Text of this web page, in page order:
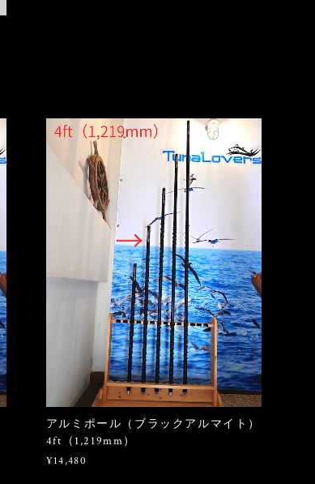
アルミポール（ブラックアルマイト）
4ft（1,219mm）
¥14,480